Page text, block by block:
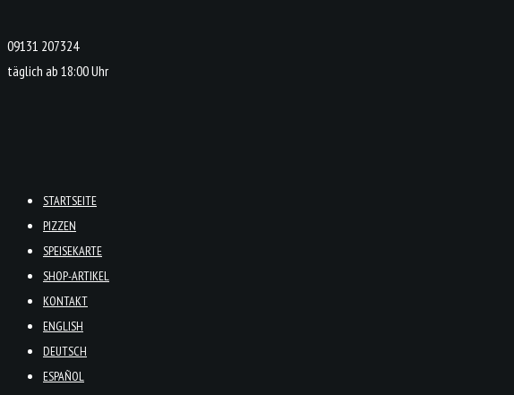
09131 207324
täglich ab 18:00 Uhr
STARTSEITE
PIZZEN
SPEISEKARTE
SHOP-ARTIKEL
KONTAKT
ENGLISH
DEUTSCH
ESPAÑOL